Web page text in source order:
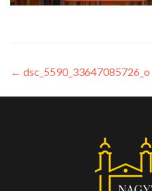
← dsc_5590_33647085726_o